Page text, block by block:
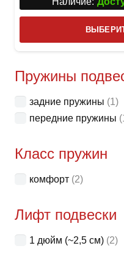
Пружины
задние пружины (1)
передние пружины
Класс пружин
комфорт (2)
Лифт подвески
1 дюйм (~2,5 см) (2)